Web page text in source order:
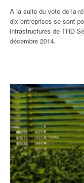
A la suite du vote de la
dix entreprises se sont
infrastructures de THD
décembre 2014.